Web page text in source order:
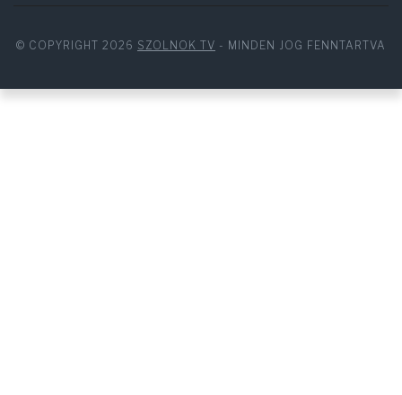
© COPYRIGHT 2026 SZOLNOK TV - MINDEN JOG FENNTARTVA